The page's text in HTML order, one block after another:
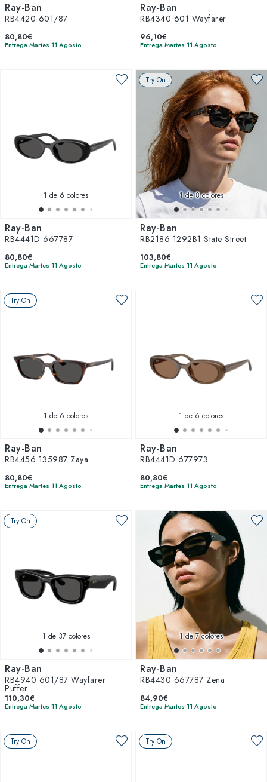
Ray-Ban
RB4420 601/87
80,80€
Entrega Martes 11 Agosto
Ray-Ban
RB4340 601 Wayfarer
96,10€
Entrega Martes 11 Agosto
1 de 6 colores
Ray-Ban
RB4441D 667787
80,80€
Entrega Martes 11 Agosto
Try On
1de 8 colores
Ray-Ban
RB2186 1292B1 State Street
103,80€
Entrega Martes 11 Agosto
Try On
1 de 6 colores
Ray-Ban
RB4456 135987 Zaya
80,80€
Entrega Martes 11 Agosto
1 de 6 colores
Ray-Ban
RB4441D 677973
80,80€
Entrega Martes 11 Agosto
Try On
1 de 37 colores
Ray-Ban
RB4940 601/87 Wayfarer
Puffer
110,30€
Entrega Martes 11 Agosto
1de 7 colores
Ray-Ban
RB4430 667787 Zena
84,90€
Entrega Martes 11 Agosto
Try On Try On